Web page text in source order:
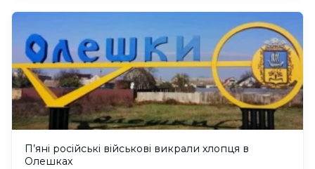
П’яні російські військові викрали хлопця в
Олешках